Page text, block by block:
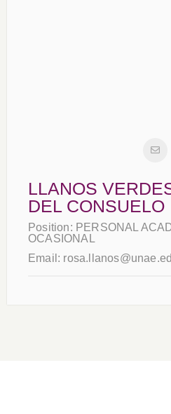
LLANOS
DEL CONSUELO
Position: PERSONAL
OCASIONAL
Email: